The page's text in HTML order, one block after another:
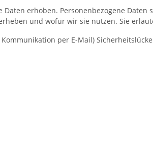
erhoben. Personenbezogene
und wofür wir sie nutzen. Sie
per E-Mail)